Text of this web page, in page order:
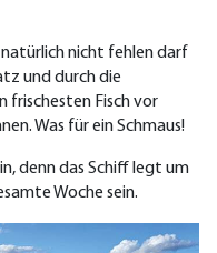
nicht fehlen darf
und durch die
frischesten Fisch vor
Was für ein Schmaus!
denn das Schiff legt um
Woche sein.